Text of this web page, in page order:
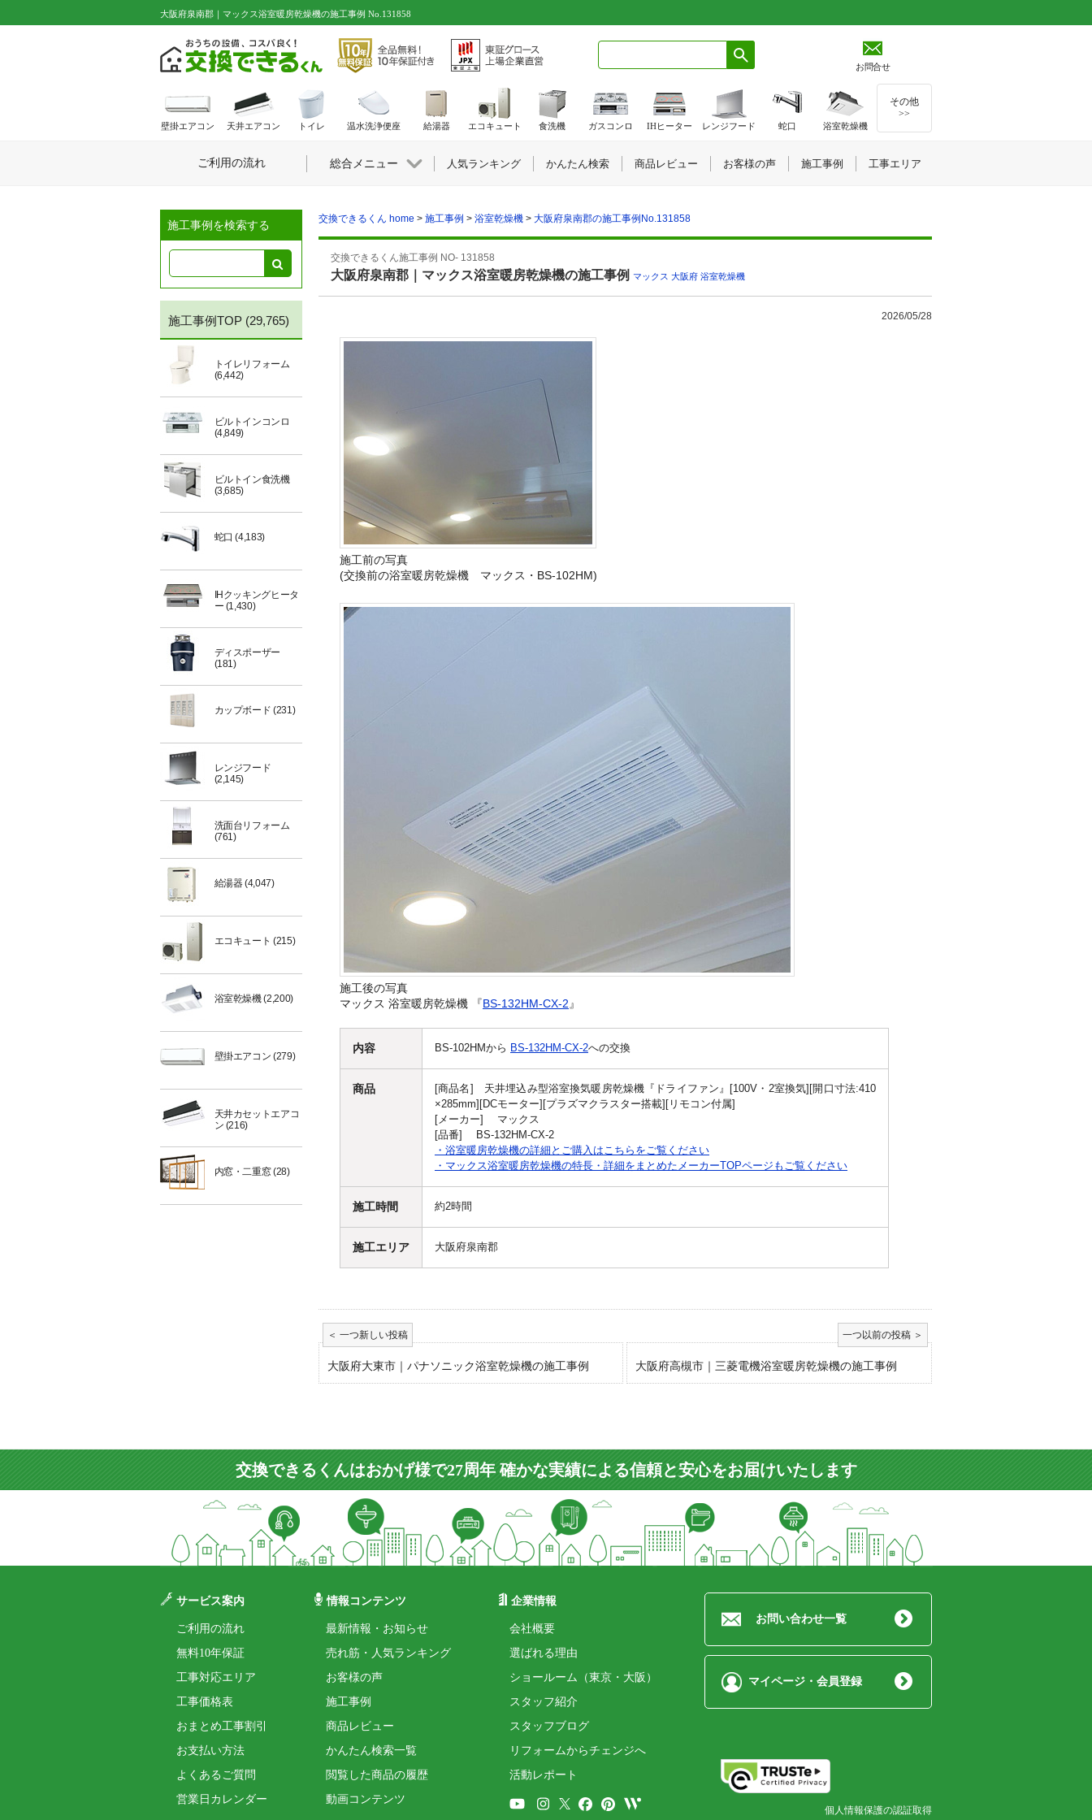
大阪府泉南郡｜マックス浴室暖房乾燥機の施工事例 No.131858
お問合せ
施工事例を検索する
施工事例TOP (29,765)
トイレリフォーム
(6,442)
ビルトインコンロ
(4,849)
ビルトイン食洗機
(3,685)
蛇口 (4,183)
IHクッキングヒータ
ー (1,430)
ディスポーザー
(181)
カップボード (231)
レンジフード
(2,145)
洗面台リフォーム
(761)
給湯器(4,047)
エコキュート (215)
浴室乾燥機(2,200)
壁掛エアコン (279)
天井カセットエアコ
ン (216)
内窓・二重窓(28)
交換できるくん home > 施工事例 > 浴室乾燥機 > 大阪府泉南郡の施工事例No.131858
交換できるくん施工事例 NO- 131858
大阪府泉南郡｜マックス浴室暖房乾燥機の施工事例 マックス 大阪府 浴室乾燥機
2026/05/28
施工前の写真
(交換前の浴室暖房乾燥機 マックス・BS-102HM)
施工後の写真
マックス 浴室暖房乾燥機 『BS-132HM-CX-2 』
内容 BS-102HMから BS-132HM-CX-2への交換
商品
[商品名] 天井埋込み型浴室換気暖房乾燥機『ドライファン』[100V・2室換気][開口寸法:410
×285mm][DCモーター][プラズマクラスター搭載][リモコン付属]
[メーカー] マックス
[品番] BS-132HM-CX-2
・浴室暖房乾燥機の詳細とご購入はこちらをご覧ください
・マックス浴室暖房乾燥機の特長・詳細をまとめたメーカーTOPページもご覧ください
施工時間 約2時間
施工エリア 大阪府泉南郡
大阪府大東市｜パナソニック浴室乾燥機の施工事例 大阪府高槻市｜三菱電機浴室暖房乾燥機の施工事例
壁掛エアコン 天井エアコン トイレ 温水洗浄便座 給湯器 エコキュート 食洗機 ガスコンロ IHヒーター レンジフード 蛇口 浴室乾燥機
その他
>>
ご利用の流れ 総合メニュー 人気ランキング かんたん検索 商品レビュー お客様の声 施工事例 工事エリア
交換できるくんはおかげ様で27周年 確かな実績による信頼と安心をお届けいたします
サービス案内
ご利用の流れ
無料10年保証
工事対応エリア
工事価格表
おまとめ工事割引
お支払い方法
よくあるご質問
営業日カレンダー
情報コンテンツ
最新情報・お知らせ
売れ筋・人気ランキング
お客様の声
施工事例
商品レビュー
かんたん検索一覧
閲覧した商品の履歴
動画コンテンツ
企業情報
会社概要
選ばれる理由
ショールーム（東京・大阪）
スタッフ紹介
スタッフブログ
リフォームからチェンジへ
活動レポート
お問い合わせ一覧
マイページ・会員登録
個人情報保護の認証取得